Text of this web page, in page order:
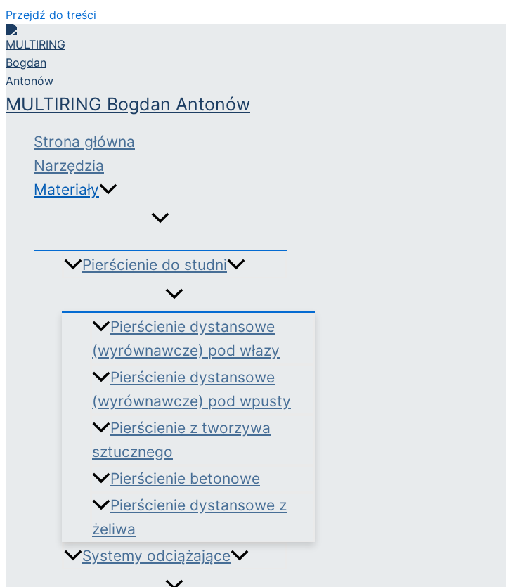
Przejdź do treści
MULTIRING Bogdan Antonów
Strona główna
Narzędzia
Materiały
Pierścienie do studni
Pierścienie dystansowe
(wyrównawcze) pod włazy
Pierścienie dystansowe
(wyrównawcze) pod wpusty
Pierścienie z tworzywa
sztucznego
Pierścienie betonowe
Pierścienie dystansowe z
żeliwa
Systemy odciążające